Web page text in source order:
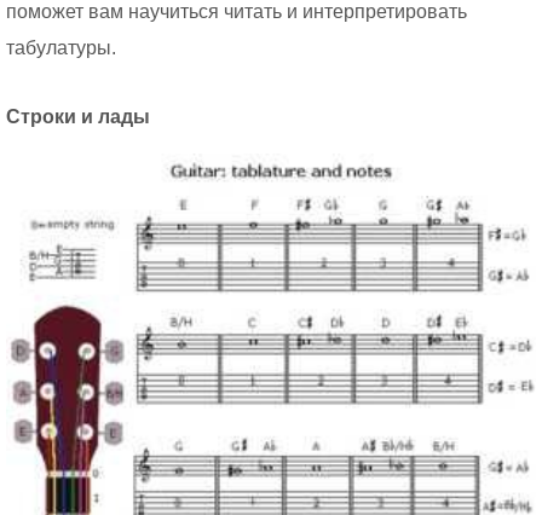
поможет вам научиться читать и интерпретировать
табулатуры.
Строки и лады